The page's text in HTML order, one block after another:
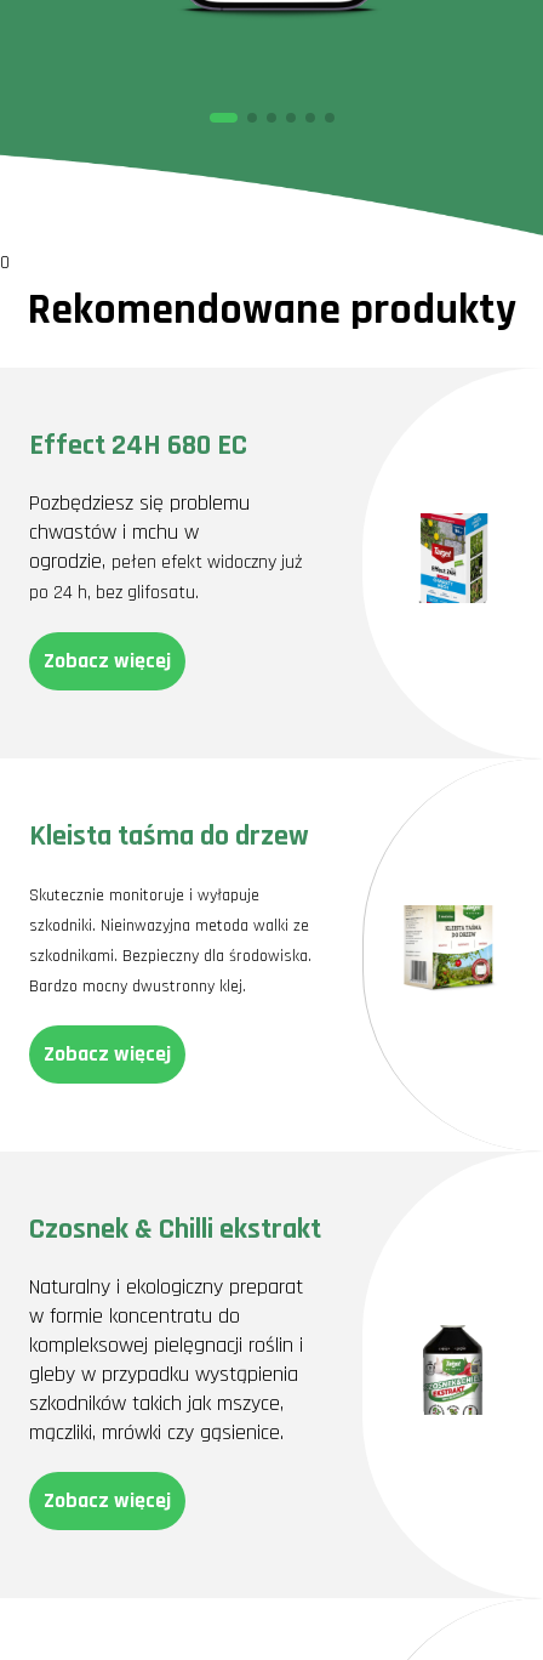
0
Rekomendowane produkty
Effect 24H 680 EC
Pozbędziesz się problemu
chwastów i mchu w
ogrodzie, pełen efekt widoczny już
po 24 h, bez glifosatu.
Zobacz więcej
Kleista taśma do drzew
Skutecznie monitoruje i wyłapuje
szkodniki. Nieinwazyjna metoda walki ze
szkodnikami. Bezpieczny dla środowiska.
Bardzo mocny dwustronny klej.
Zobacz więcej
Czosnek & Chilli ekstrakt
Naturalny i ekologiczny preparat
w formie koncentratu do
kompleksowej pielęgnacji roślin i
gleby w przypadku wystąpienia
szkodników takich jak mszyce,
mączliki, mrówki czy gąsienice.
Zobacz więcej